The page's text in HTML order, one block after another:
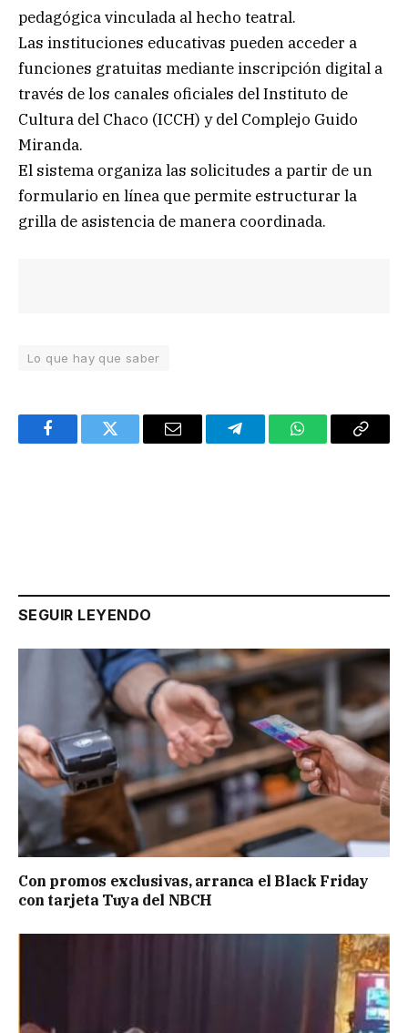
pedagógica vinculada al hecho teatral.
Las instituciones educativas pueden acceder a
funciones gratuitas mediante inscripción digital a
través de los canales oficiales del Instituto de
Cultura del Chaco (ICCH) y del Complejo Guido
Miranda.
El sistema organiza las solicitudes a partir de un
formulario en línea que permite estructurar la
grilla de asistencia de manera coordinada.
Lo que hay que saber
FacebookTwitter Email TelegramWhatsAppCopy
SEGUIR LEYENDO
Con promos exclusivas, arranca el Black Friday
con tarjeta Tuya del NBCH